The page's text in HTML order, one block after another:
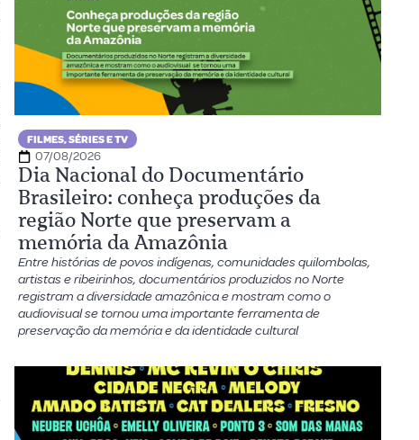
FILMES, SÉRIES E TV
07/08/2026
Dia Nacional do Documentário
Brasileiro: conheça produções da
região Norte que preservam a
memória da Amazônia
Entre histórias de povos indígenas, comunidades quilombolas,
artistas e ribeirinhos, documentários produzidos no Norte
registram a diversidade amazônica e mostram como o
audiovisual se tornou uma importante ferramenta de
preservação da memória e da identidade cultural